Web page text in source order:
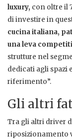
luxury, con oltre il
di investire in
cucina italiana,
una leva
strutture nel
dedicati agli spazi
riferimento”.
Gli altri
Tra gli altri driver
riposizionamento